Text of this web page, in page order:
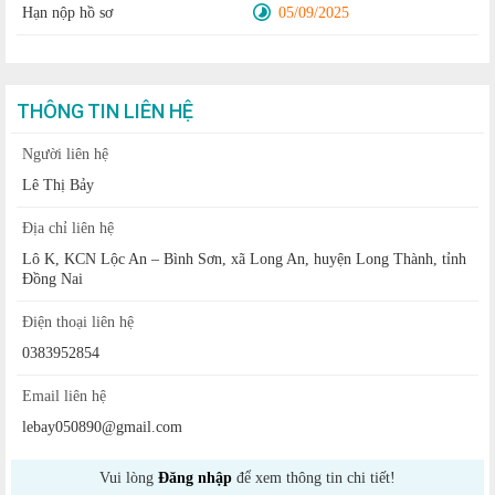
Hạn nộp hồ sơ 05/09/2025
THÔNG TIN LIÊN HỆ
Người liên hệ
Lê Thị Bảy
Địa chỉ liên hệ
Lô K, KCN Lộc An – Bình Sơn, xã Long An, huyện Long Thành, tỉnh
Đồng Nai
Điện thoại liên hệ
0383952854
Email liên hệ
lebay050890@gmail.com
Vui lòng Đăng nhập để xem thông tin chi tiết!